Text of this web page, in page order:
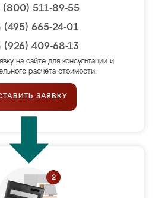
(800) 511-89-55
(495) 665-24-01
(926) 409-68-13
на сайте для консультации и
расчёта стоимости.
ЗАЯВКУ